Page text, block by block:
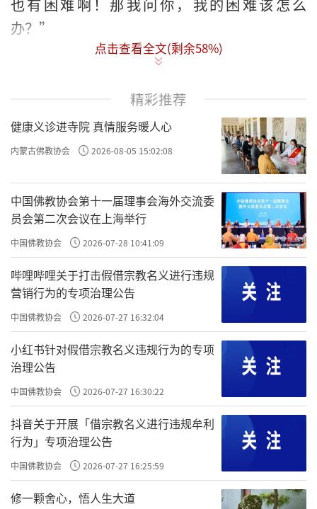
也有困难啊！那我问你，我的困难该怎么
办？”
许多人因为无法解决困难，干脆自暴自
其实，面临困境、知道困境，这是件好
事，但是人为什么不能接受困境呢？
这是因为没有做好迎接困境的心理准备，
在毫无预期下，困境突然出现，一时间就会觉
得好像全无希望。
人生原本就是一个苦难的事实，从出生直
到死亡为止，没有一个人不是处在困境之中。
何必还没尝试就自寻死路，只要能够接受
困境的考验，一定可以走出许多新路来。
责任编辑：印月
点击查看全文(剩余58%)
精彩推荐
健康义诊进寺院 真情服务暖人心
内蒙古佛教协会 2026-08-05 15:02:08
中国佛教协会第十一届理事会海外交流委
员会第二次会议在上海举行
中国佛教协会 2026-07-28 10:41:09
哔哩哔哩关于打击假借宗教名义进行违规
营销行为的专项治理公告
中国佛教协会 2026-07-27 16:32:04
小红书针对假借宗教名义违规行为的专项
治理公告
中国佛教协会 2026-07-27 16:30:22
抖音关于开展「借宗教名义进行违规牟利
行为」专项治理公告
中国佛教协会 2026-07-27 16:25:59
修一颗舍心，悟人生大道